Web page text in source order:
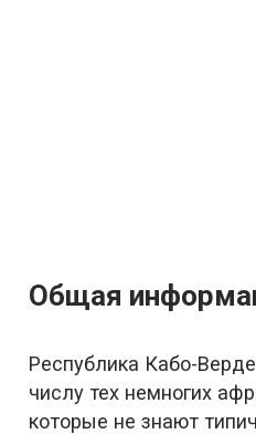
Общая
Республика Кабо-
числу тех немногих
которые не знают